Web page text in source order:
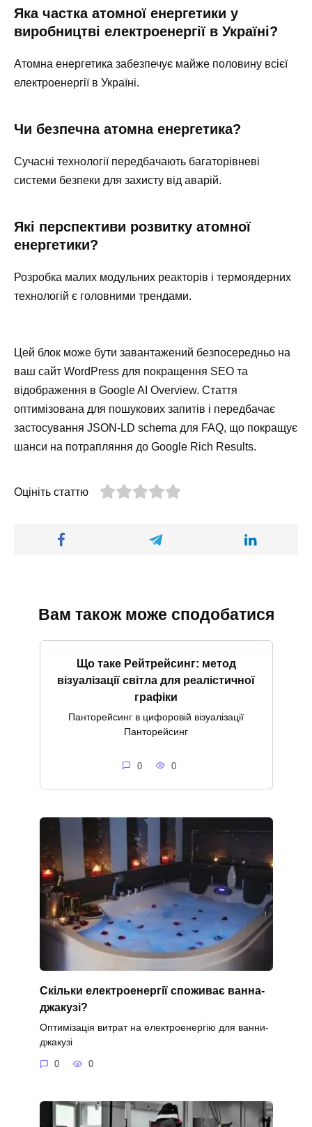
Яка частка атомної енергетики у
виробництві електроенергії в Україні?
Атомна енергетика забезпечує майже половину всієї
електроенергії в Україні.
Чи безпечна атомна енергетика?
Сучасні технології передбачають багаторівневі
системи безпеки для захисту від аварій.
Які перспективи розвитку атомної
енергетики?
Розробка малих модульних реакторів і термоядерних
технологій є головними трендами.
Цей блок може бути завантажений безпосередньо на
ваш сайт WordPress для покращення SEO та
відображення в Google AI Overview. Стаття
оптимізована для пошукових запитів і передбачає
застосування JSON-LD schema для FAQ, що покращує
шанси на потрапляння до Google Rich Results.
Оцініть статтю
Вам також може сподобатися
Що таке Рейтрейсинг: метод
візуалізації світла для реалістичної
графіки
Панторейсинг в цифоровій візуалізації
Панторейсинг
0 0
Скільки електроенергії споживає ванна-
джакузі?
Оптимізація витрат на електроенергію для ванни-
джакузі
0 0